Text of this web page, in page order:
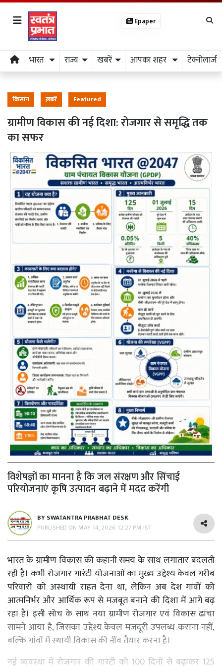
Epaper
भारत राज्य खबरें आपका शहर टेक्नोलाजी
किसान ख़बरें Featured
ग्रामीण विकास की नई दिशा: रोजगार से समृद्धि तक
का सफर
विशेषज्ञों का मानना है कि जल संरक्षण और सिंचाई
परियोजनाएं कृषि उत्पादन बढ़ाने में मदद करेंगी
BYSWATANTRA PRABHAT DESK
PUBLISHED ON MAY 14, 2026 12:27 PM IST
भारत के ग्रामीण विकास की कहानी समय के साथ लगातार बदलती
रही है। कभी रोजगार गारंटी योजनाओं का मुख्य उद्देश्य केवल गरीब
परिवारों को अस्थायी राहत देना था, लेकिन अब देश गांवों को
आत्मनिर्भर और आर्थिक रूप से मजबूत बनाने की दिशा में आगे बढ़
रहा है। इसी सोच के साथ नया ग्रामीण रोजगार एवं विकास ढांचा
सामने आया है, जिसका उद्देश्य केवल मजदूरी उपलब्ध कराना नहीं,
बल्कि गांवों में स्थायी विकास की नींव तैयार करना है।
नई व्यवस्था में रोजगार की गारंटी को 100 दिनों से बढ़ाकर 125